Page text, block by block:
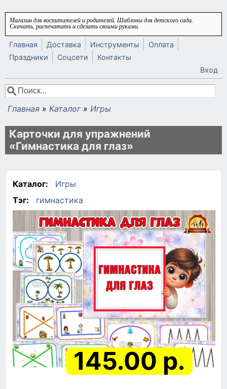
Перейти к основному содержанию
Магазин для воспитателей и родителей. Шаблоны для детского сада.
Скачать, распечатать и сделать своими руками.
Главная Доставка Инструменты
Оплата
Праздники
Соцсети
Контакты
Вход
Форма поиска
Поиск
Вы здесь
Главная » Каталог » Игры
Карточки для упражнений
«Гимнастика для глаз»
Каталог:
Игры
Тэг:
гимнастика
145.00 р.